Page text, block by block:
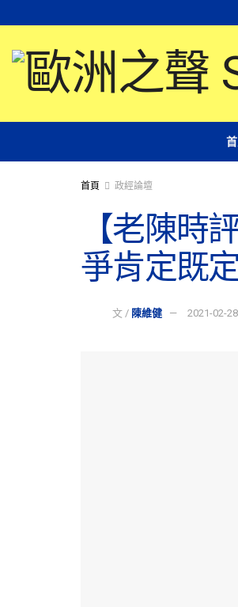
首頁 政經論壇
【老陳時
爭肯定既
文 / 陳維健 2021-02-28